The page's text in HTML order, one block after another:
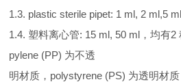
1.3. plastic sterile pipet: 1 ml, 2 ml,5
1.4. 塑料离心管: 15 ml, 50 ml，均有
pylene (PP) 为不透
明材质，polystyrene (PS) 为透明材